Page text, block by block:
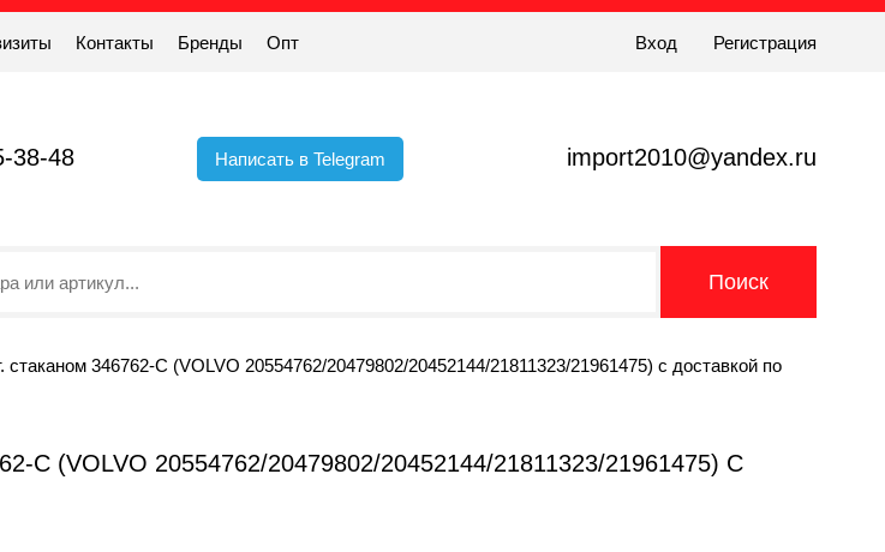
Контакты Бренды Опт Вход Регистрация
38-48 Написать в Telegram import2010@yandex.ru
346762-C (VOLVO 20554762/20479802/20452144/21811323/21961475) с доставкой по
20554762/20479802/20452144/21811323/21961475) С